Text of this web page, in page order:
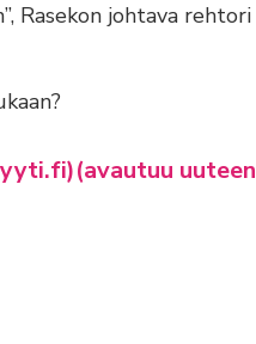
Rasekon johtava rehtori
uuteen